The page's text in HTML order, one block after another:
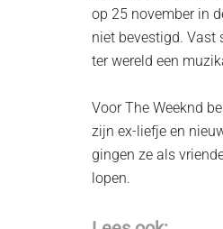
op 25 november in
niet bevestigd. Vast
ter wereld een
Voor The Weeknd
zijn ex-liefje en
gingen ze als
lopen.